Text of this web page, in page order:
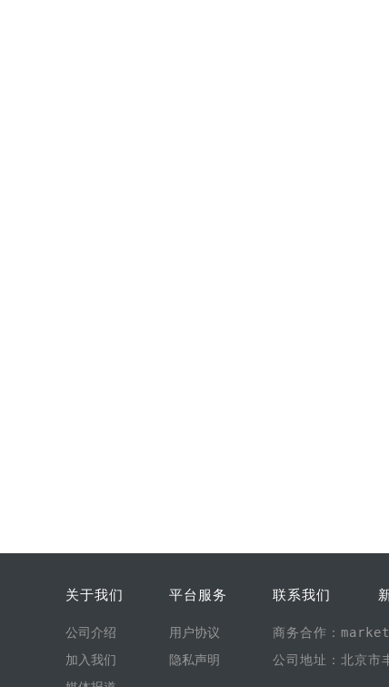
关于我们
公司介绍
加入我们
平台服务
用户协议
隐私声明
联系我们
商务合作：
公司地址：北京市